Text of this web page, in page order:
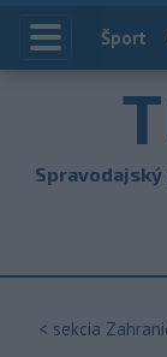
Index
Šport
< sekcia